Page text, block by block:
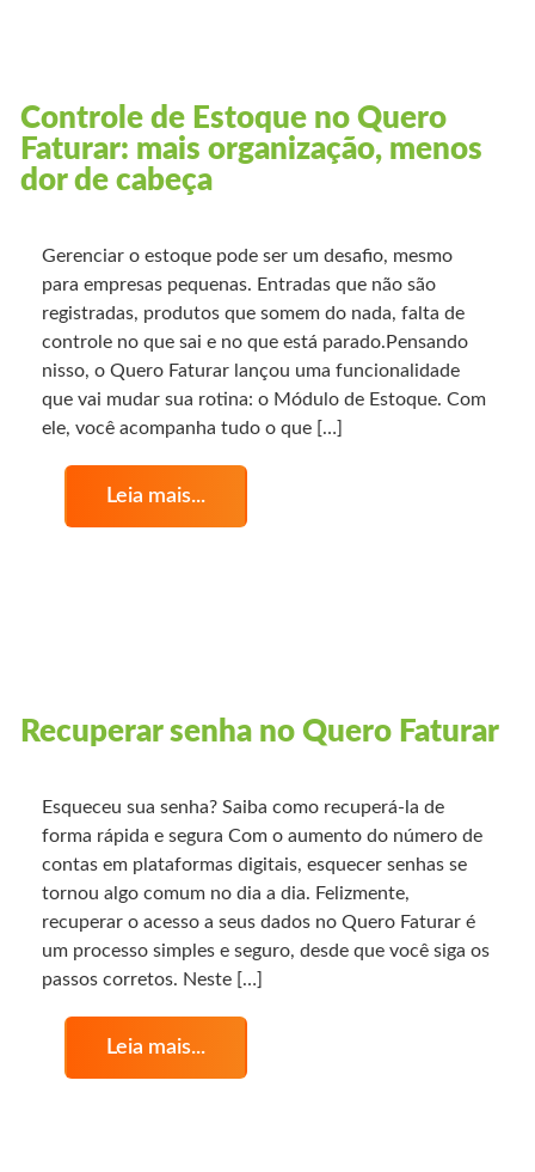
Controle de Estoque no Quero
Faturar: mais organização, menos
dor de cabeça
Gerenciar o estoque pode ser um desafio, mesmo
para empresas pequenas. Entradas que não são
registradas, produtos que somem do nada, falta de
controle no que sai e no que está parado.Pensando
nisso, o Quero Faturar lançou uma funcionalidade
que vai mudar sua rotina: o Módulo de Estoque. Com
ele, você acompanha tudo o que […]
Leia mais...
Recuperar senha no Quero Faturar
Esqueceu sua senha? Saiba como recuperá-la de
forma rápida e segura Com o aumento do número de
contas em plataformas digitais, esquecer senhas se
tornou algo comum no dia a dia. Felizmente,
recuperar o acesso a seus dados no Quero Faturar é
um processo simples e seguro, desde que você siga os
passos corretos. Neste […]
Leia mais...